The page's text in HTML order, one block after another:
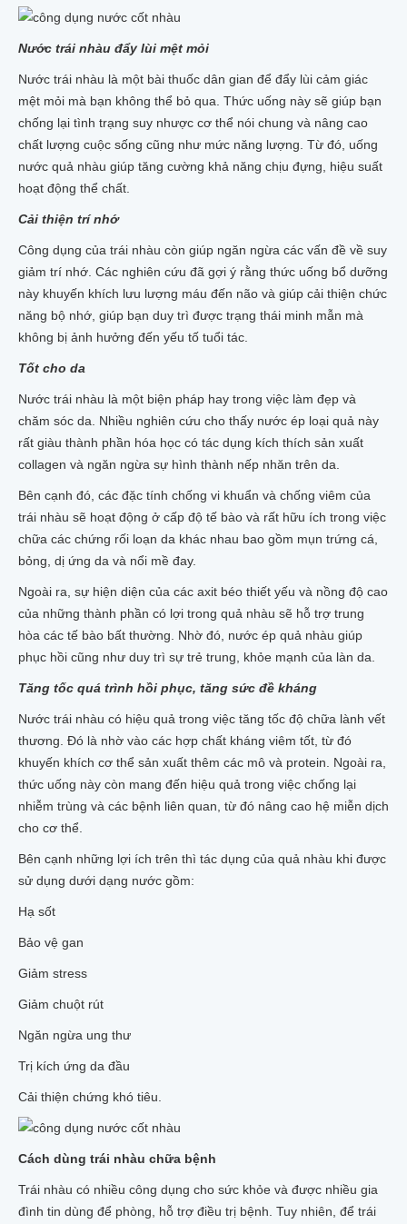
Nước trái nhàu đẩy lùi mệt mỏi
Nước trái nhàu là một bài thuốc dân gian để đẩy lùi cảm giác
mệt mỏi mà bạn không thể bỏ qua. Thức uống này sẽ giúp bạn
chống lại tình trạng suy nhược cơ thể nói chung và nâng cao
chất lượng cuộc sống cũng như mức năng lượng. Từ đó, uống
nước quả nhàu giúp tăng cường khả năng chịu đựng, hiệu suất
hoạt động thể chất.
Cải thiện trí nhớ
Công dụng của trái nhàu còn giúp ngăn ngừa các vấn đề về suy
giảm trí nhớ. Các nghiên cứu đã gợi ý rằng thức uống bổ dưỡng
này khuyến khích lưu lượng máu đến não và giúp cải thiện chức
năng bộ nhớ, giúp bạn duy trì được trạng thái minh mẫn mà
không bị ảnh hưởng đến yếu tố tuổi tác.
Tốt cho da
Nước trái nhàu là một biện pháp hay trong việc làm đẹp và
chăm sóc da. Nhiều nghiên cứu cho thấy nước ép loại quả này
rất giàu thành phần hóa học có tác dụng kích thích sản xuất
collagen và ngăn ngừa sự hình thành nếp nhăn trên da.
Bên cạnh đó, các đặc tính chống vi khuẩn và chống viêm của
trái nhàu sẽ hoạt động ở cấp độ tế bào và rất hữu ích trong việc
chữa các chứng rối loạn da khác nhau bao gồm mụn trứng cá,
bỏng, dị ứng da và nổi mề đay.
Ngoài ra, sự hiện diện của các axit béo thiết yếu và nồng độ cao
của những thành phần có lợi trong quả nhàu sẽ hỗ trợ trung
hòa các tế bào bất thường. Nhờ đó, nước ép quả nhàu giúp
phục hồi cũng như duy trì sự trẻ trung, khỏe mạnh của làn da.
Tăng tốc quá trình hồi phục, tăng sức đề kháng
Nước trái nhàu có hiệu quả trong việc tăng tốc độ chữa lành vết
thương. Đó là nhờ vào các hợp chất kháng viêm tốt, từ đó
khuyến khích cơ thể sản xuất thêm các mô và protein. Ngoài ra,
thức uống này còn mang đến hiệu quả trong việc chống lại
nhiễm trùng và các bệnh liên quan, từ đó nâng cao hệ miễn dịch
cho cơ thể.
Bên cạnh những lợi ích trên thì tác dụng của quả nhàu khi được
sử dụng dưới dạng nước gồm:
Hạ sốt
Bảo vệ gan
Giảm stress
Giảm chuột rút
Ngăn ngừa ung thư
Trị kích ứng da đầu
Cải thiện chứng khó tiêu.
Cách dùng trái nhàu chữa bệnh
Trái nhàu có nhiều công dụng cho sức khỏe và được nhiều gia
đình tin dùng để phòng, hỗ trợ điều trị bệnh. Tuy nhiên, để trái